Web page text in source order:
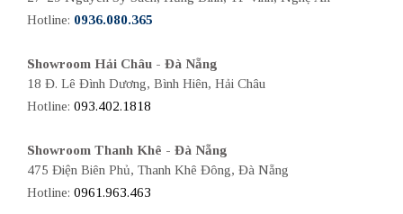
Hotline: 0936.080.365
Showroom Hải Châu - Đà Nẵng
18 Đ. Lê Đình Dương, Bình Hiên, Hải Châu
Hotline: 093.402.1818
Showroom Thanh Khê - Đà Nẵng
475 Điện Biên Phủ, Thanh Khê Đông, Đà Nẵng
Hotline: 0961.963.463